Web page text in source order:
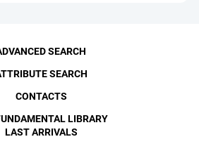
SEARCH
SEARCH
CONTACTS
LIBRARY
LAST ARRIVALS